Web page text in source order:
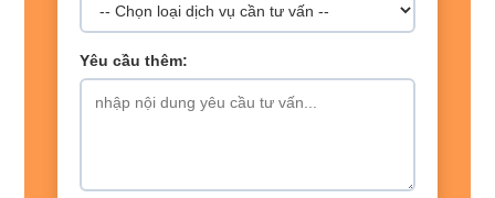
Yêu cầu thêm: